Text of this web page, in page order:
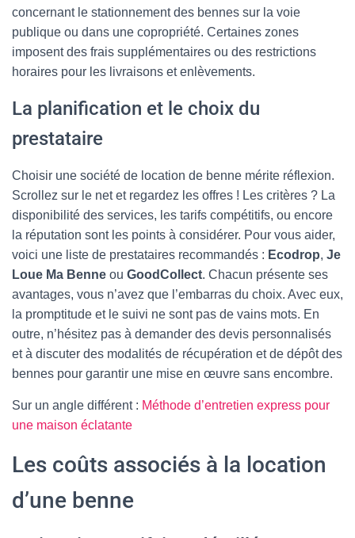
concernant le stationnement des bennes sur la voie
publique ou dans une copropriété. Certaines zones
imposent des frais supplémentaires ou des restrictions
horaires pour les livraisons et enlèvements.
La planification et le choix du
prestataire
Choisir une société de location de benne mérite réflexion.
Scrollez sur le net et regardez les offres ! Les critères ? La
disponibilité des services, les tarifs compétitifs, ou encore
la réputation sont les points à considérer. Pour vous aider,
voici une liste de prestataires recommandés : Ecodrop, Je
Loue Ma Benne ou GoodCollect. Chacun présente ses
avantages, vous n’avez que l’embarras du choix. Avec eux,
la promptitude et le suivi ne sont pas de vains mots. En
outre, n’hésitez pas à demander des devis personnalisés
et à discuter des modalités de récupération et de dépôt des
bennes pour garantir une mise en œuvre sans encombre.
Sur un angle différent : Méthode d’entretien express pour
une maison éclatante
Les coûts associés à la location
d’une benne